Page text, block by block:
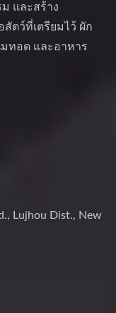
และสร้าง
สัตว์ที่เตรียมไว้ ผัก
ทอด และอาหาร
Lujhou Dist., New